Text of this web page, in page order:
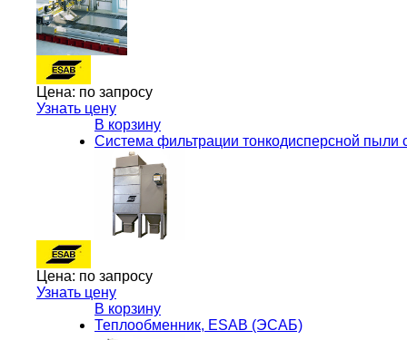
Цена: по запросу
Узнать цену
В корзину
Система фильтрации тонкодисперсной
Цена: по запросу
Узнать цену
В корзину
Теплообменник, ESAB (ЭСАБ)